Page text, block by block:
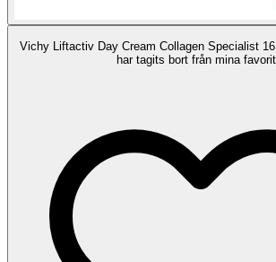
Vichy Liftactiv Day Cream Collagen Specialist
har tagits bort från mina